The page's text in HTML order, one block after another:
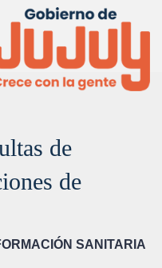
de
de
SANITARIA